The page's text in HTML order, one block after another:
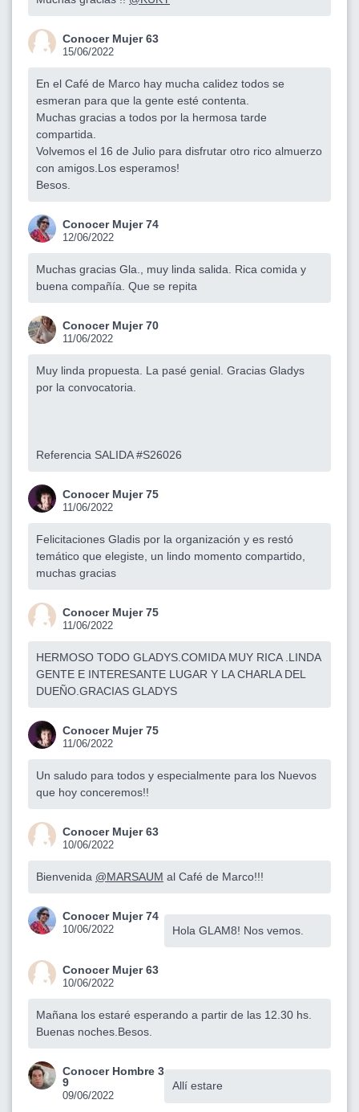
Conocer Mujer 63
15/06/2022
En el Café de Marco hay mucha calidez todos se
esmeran para que la gente esté contenta.
Muchas gracias a todos por la hermosa tarde
compartida.
Volvemos el 16 de Julio para disfrutar otro rico almuerzo
con amigos.Los esperamos!
Besos.
Conocer Mujer 74
12/06/2022
Muchas gracias Gla., muy linda salida. Rica comida y
buena compañía. Que se repita
Conocer Mujer 70
11/06/2022
Muy linda propuesta. La pasé genial. Gracias Gladys
por la convocatoria.
Referencia SALIDA #S26026
Conocer Mujer 75
11/06/2022
Felicitaciones Gladis por la organización y es restó
temático que elegiste, un lindo momento compartido,
muchas gracias
Conocer Mujer 75
11/06/2022
HERMOSO TODO GLADYS.COMIDA MUY RICA .LINDA
GENTE E INTERESANTE LUGAR Y LA CHARLA DEL
DUEÑO.GRACIAS GLADYS
Conocer Mujer 75
11/06/2022
Un saludo para todos y especialmente para los Nuevos
que hoy conceremos!!
Conocer Mujer 63
10/06/2022
Bienvenida @MARSAUM al Café de Marco!!!
Conocer Mujer 74
10/06/2022 Hola GLAM8! Nos vemos.
Conocer Mujer 63
10/06/2022
Mañana los estaré esperando a partir de las 12.30 hs.
Buenas noches.Besos.
Conocer Hombre 3
9
09/06/2022
Allí estare